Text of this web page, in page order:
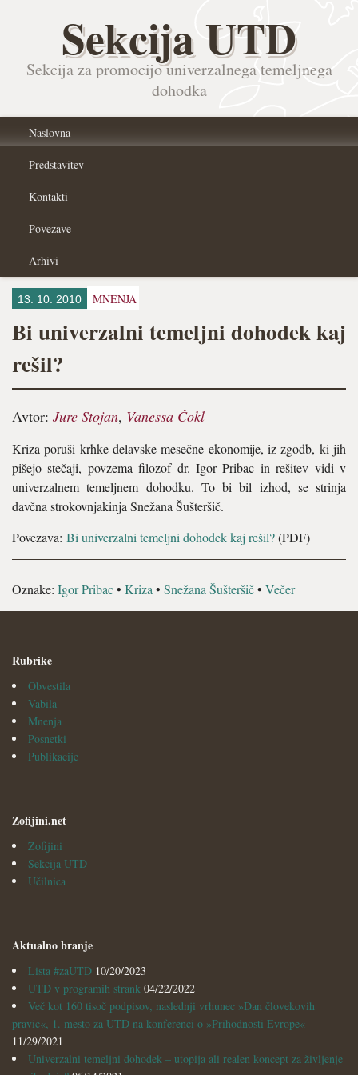
Sekcija UTD
Sekcija za promocijo univerzalnega temeljnega
dohodka
Naslovna
Predstavitev
Kontakti
Povezave
Arhivi
13. 10. 2010 MNENJA
Bi univerzalni temeljni dohodek kaj
rešil?
Avtor: Jure Stojan, Vanessa Čokl
Kriza poruši krhke delavske mesečne ekonomije, iz zgodb, ki jih
pišejo stečaji, povzema filozof dr. Igor Pribac in rešitev vidi v
univerzalnem temeljnem dohodku. To bi bil izhod, se strinja
davčna strokovnjakinja Snežana Šušteršič.
Povezava: Bi univerzalni temeljni dohodek kaj rešil?(PDF)
Oznake: Igor Pribac• Kriza • Snežana Šušteršič• Večer
Rubrike
Obvestila
Vabila
Mnenja
Posnetki
Publikacije
Zofijini.net
Zofijini
Sekcija UTD
Učilnica
Aktualno branje
Lista #zaUTD 10/20/2023
UTD v programih strank 04/22/2022
Več kot 160 tisoč podpisov, naslednji vrhunec »Dan človekovih
pravic«, 1. mesto za UTD na konferenci o »Prihodnosti Evrope«
11/29/2021
Univerzalni temeljni dohodek – utopija ali realen koncept za življenje